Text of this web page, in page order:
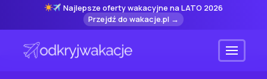
Najlepsze oferty wakacyjne na LATO 2026
Przejdź do wakacje.pl →
Menu